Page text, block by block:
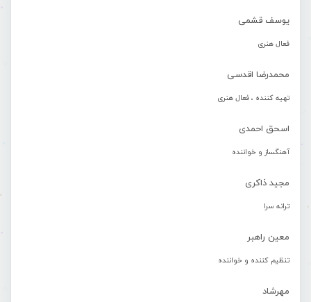
یوسف قشمی
فعال هنری
محمدرضا اقدسی
تهیه کننده ، فعال هنری
اسحق احمدی
آهنگساز و خواننده
مجید ذاکری
ترانه سرا
معین راهبر
تنظیم کننده و خواننده
مهرشاد